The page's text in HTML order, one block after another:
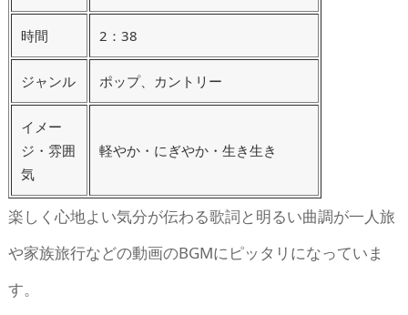
時間 2：38
ジャンル ポップ、カントリー
イメー
ジ・雰囲
気
軽やか・にぎやか・生き生き
楽しく心地よい気分が伝わる歌詞と明るい曲調が一人旅
や家族旅行などの動画のBGMにピッタリになっていま
す。